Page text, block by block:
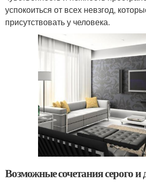
успокоиться от всех невзгод,
присутствовать у человека.
Возможные сочетания серого и